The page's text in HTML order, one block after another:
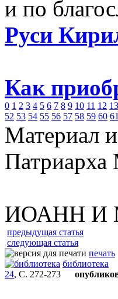
и по
Руси
Как
0 1 2 3 4 5 6 7 8 9 10 11 12 13
52 53 54 55 56 57 58 59 60 61
Материал
Патриарха
ИОАНН И
предыдущая статья
следующая статья
печать
библиотека
24, С. 272-273